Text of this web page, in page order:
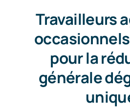
Travailleurs
pour la
générale